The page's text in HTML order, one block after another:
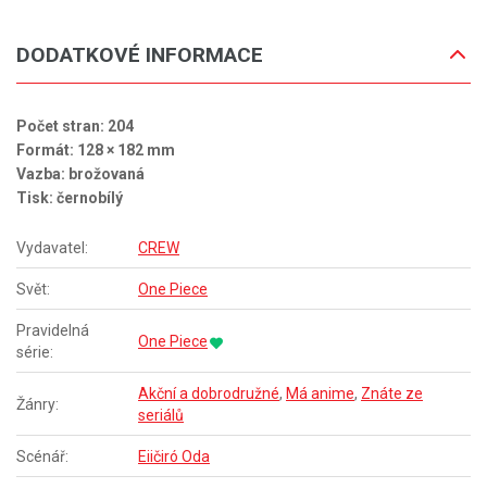
DODATKOVÉ INFORMACE
Počet stran: 204
Formát: 128 × 182 mm
Vazba: brožovaná
Tisk: černobílý
Vydavatel: CREW
Svět: One Piece
Pravidelná
série:
One Piece
Žánry:
Akční a dobrodružné, Má anime, Znáte ze
seriálů
Scénář: Eiičiró Oda